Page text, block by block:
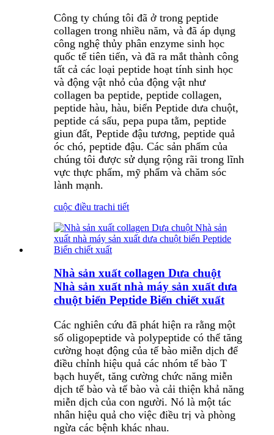
Công ty chúng tôi đã ở trong peptide
collagen trong nhiều năm, và đã áp dụng
công nghệ thủy phân enzyme sinh học
quốc tế tiên tiến, và đã ra mắt thành công
tất cả các loại peptide hoạt tính sinh học
và động vật nhỏ của động vật như
collagen ba peptide, peptide collagen,
peptide hàu, hàu, biển Peptide dưa chuột,
peptide cá sấu, pepa pupa tằm, peptide
giun đất, Peptide đậu tương, peptide quả
óc chó, peptide đậu. Các sản phẩm của
chúng tôi được sử dụng rộng rãi trong lĩnh
vực thực phẩm, mỹ phẩm và chăm sóc
lành mạnh.
cuộc điều trachi tiết
Nhà sản xuất collagen Dưa chuột
Nhà sản xuất nhà máy sản xuất dưa
chuột biển Peptide Biển chiết xuất
Các nghiên cứu đã phát hiện ra rằng một
số oligopeptide và polypeptide có thể tăng
cường hoạt động của tế bào miễn dịch để
điều chỉnh hiệu quả các nhóm tế bào T
bạch huyết, tăng cường chức năng miễn
dịch tế bào và tế bào và cải thiện khả năng
miễn dịch của con người. Nó là một tác
nhân hiệu quả cho việc điều trị và phòng
ngừa các bệnh khác nhau.